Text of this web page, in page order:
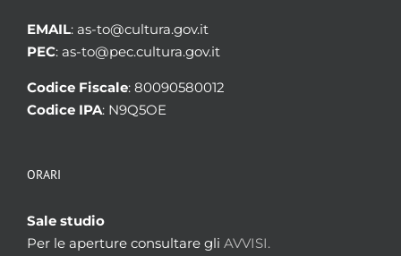
EMAIL: as-to@cultura.gov.it
PEC: as-to@pec.cultura.gov.it
Codice Fiscale: 80090580012
Codice IPA: N9Q5OE
ORARI
Sale studio
Per le aperture consultare gli AVVISI.